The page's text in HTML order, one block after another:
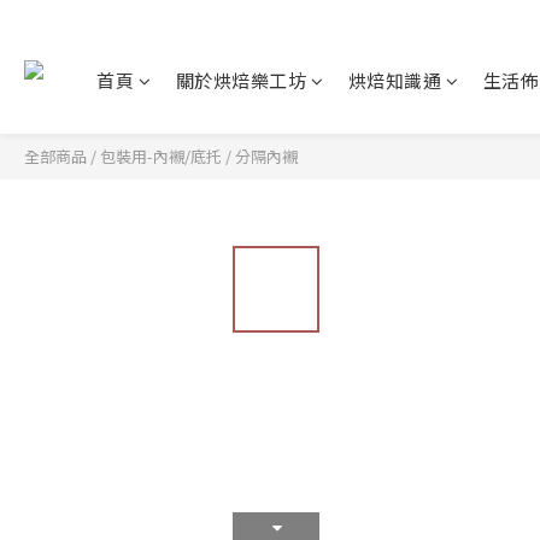
首頁 關於烘焙樂工坊 烘焙知識通 生活
全部商品 / 包裝用-內襯/底托 / 分隔內襯